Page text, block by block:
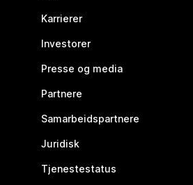
Karrierer
Investorer
Presse og media
Partnere
Samarbeidspartnere
Juridisk
Tjenestestatus